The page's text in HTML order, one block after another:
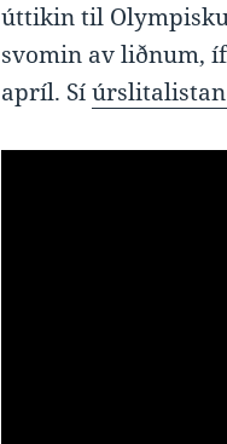
úttikin til
svomin av liðnum,
apríl. Sí